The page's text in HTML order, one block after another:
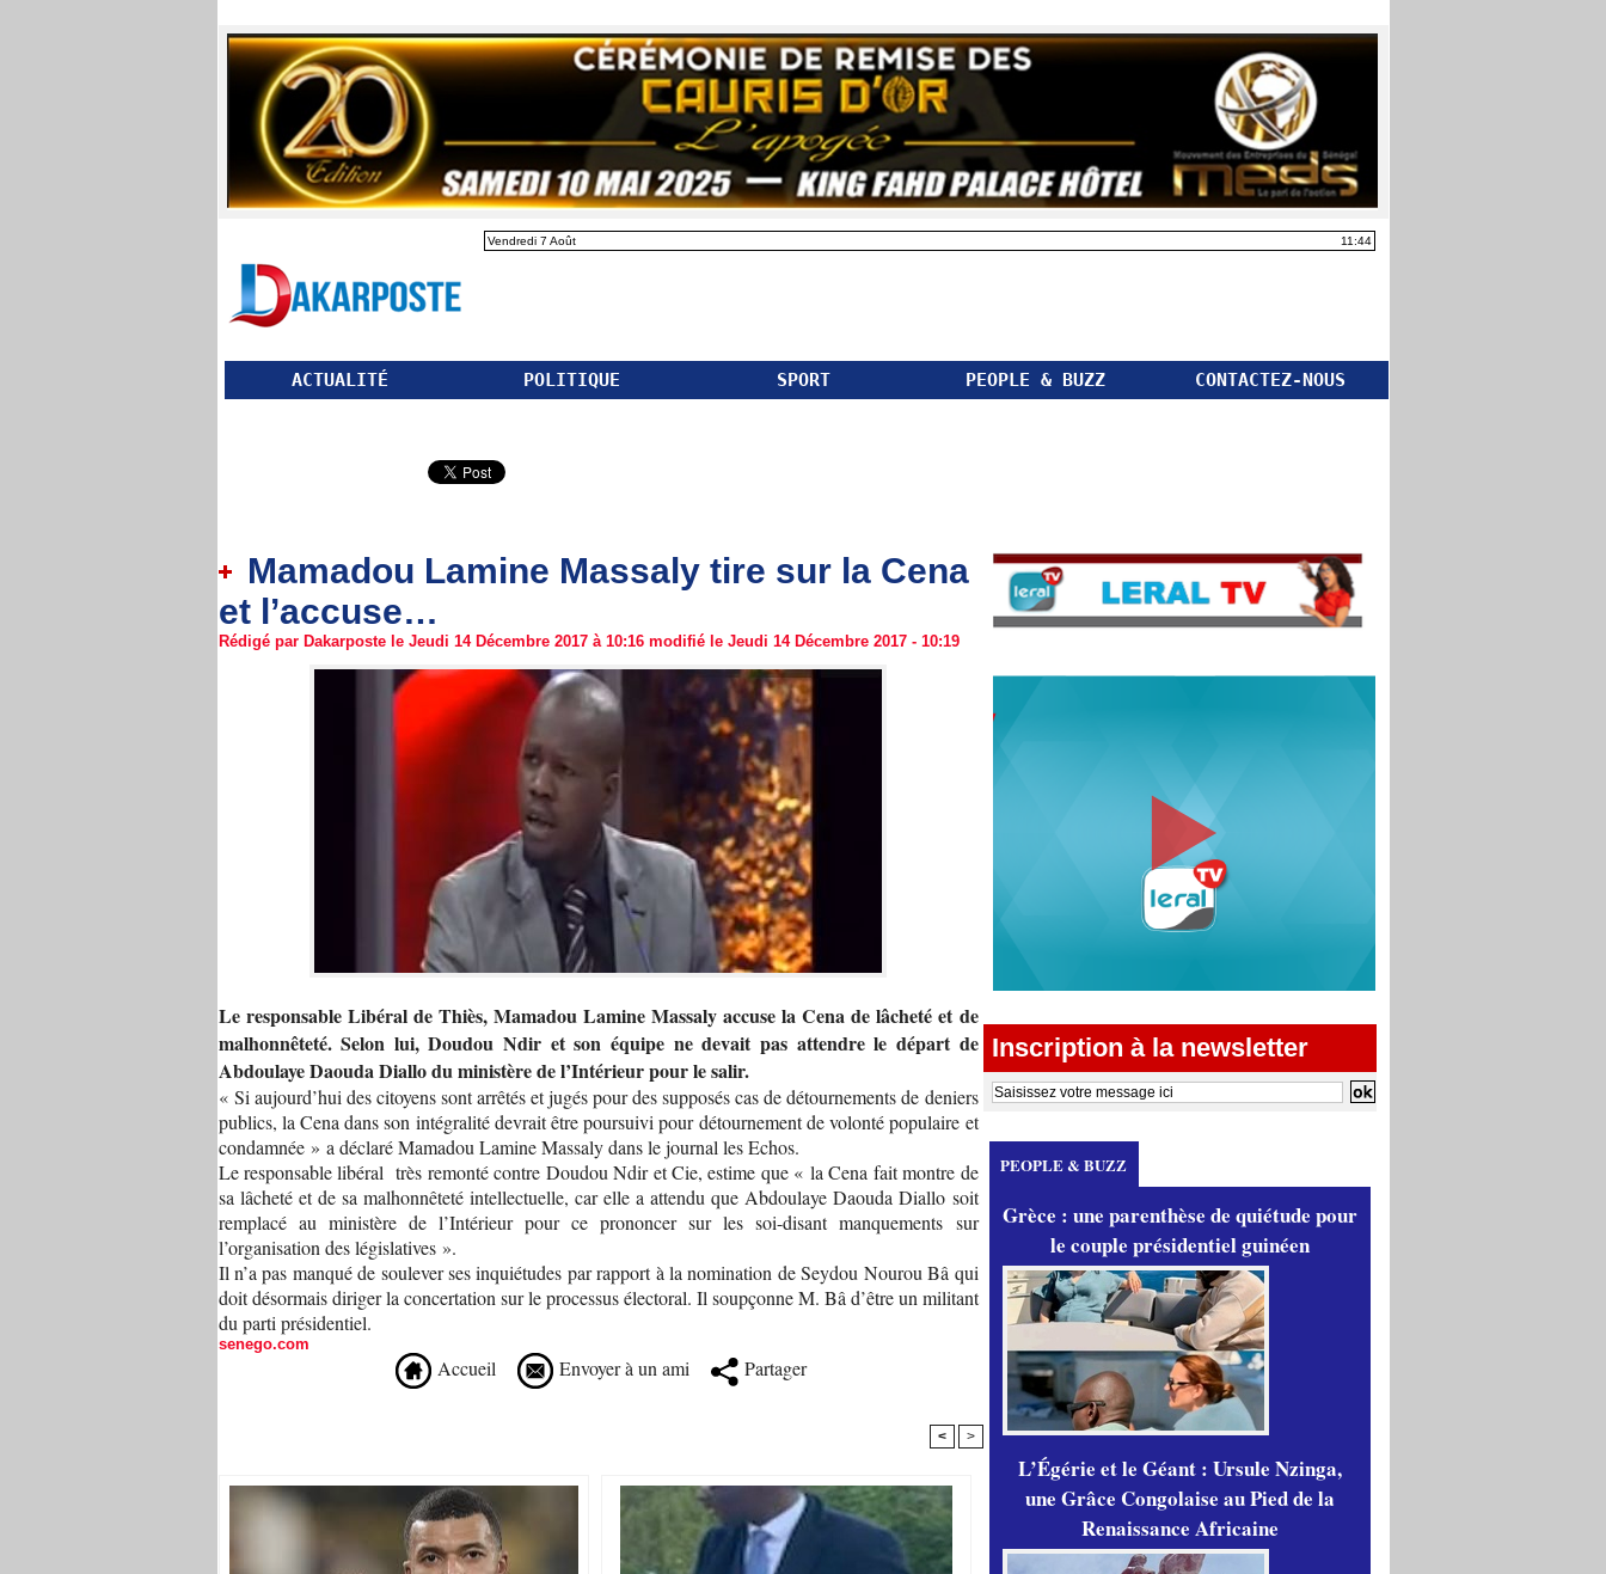
Vendredi 7 Août 11:44
ACTUALITÉ POLITIQUE SPORT PEOPLE & BUZZ CONTACTEZ-NOUS
Mamadou Lamine Massaly tire sur la Cena
et l’accuse…
Rédigé par Dakarposte le Jeudi 14 Décembre 2017 à 10:16 modifié le Jeudi 14 Décembre 2017 - 10:19
Le responsable Libéral de Thiès, Mamadou Lamine Massaly accuse la Cena de lâcheté et de
malhonnêteté. Selon lui, Doudou Ndir et son équipe ne devait pas attendre le départ de
Abdoulaye Daouda Diallo du ministère de l’Intérieur pour le salir.
« Si aujourd’hui des citoyens sont arrêtés et jugés pour des supposés cas de détournements de deniers
publics, la Cena dans son intégralité devrait être poursuivi pour détournement de volonté populaire et
condamnée » a déclaré Mamadou Lamine Massaly dans le journal les Echos.
Le responsable libéral très remonté contre Doudou Ndir et Cie, estime que « la Cena fait montre de
sa lâcheté et de sa malhonnêteté intellectuelle, car elle a attendu que Abdoulaye Daouda Diallo soit
remplacé au ministère de l’Intérieur pour ce prononcer sur les soi-disant manquements sur
l’organisation des législatives ».
Il n’a pas manqué de soulever ses inquiétudes par rapport à la nomination de Seydou Nourou Bâ qui
doit désormais diriger la concertation sur le processus électoral. Il soupçonne M. Bâ d’être un militant
du parti présidentiel.
senego.com
Accueil Envoyer à un ami Partager
< >
Inscription à la newsletter
PEOPLE & BUZZ
Grèce : une parenthèse de quiétude pour
le couple présidentiel guinéen
L’Égérie et le Géant : Ursule Nzinga,
une Grâce Congolaise au Pied de la
Renaissance Africaine